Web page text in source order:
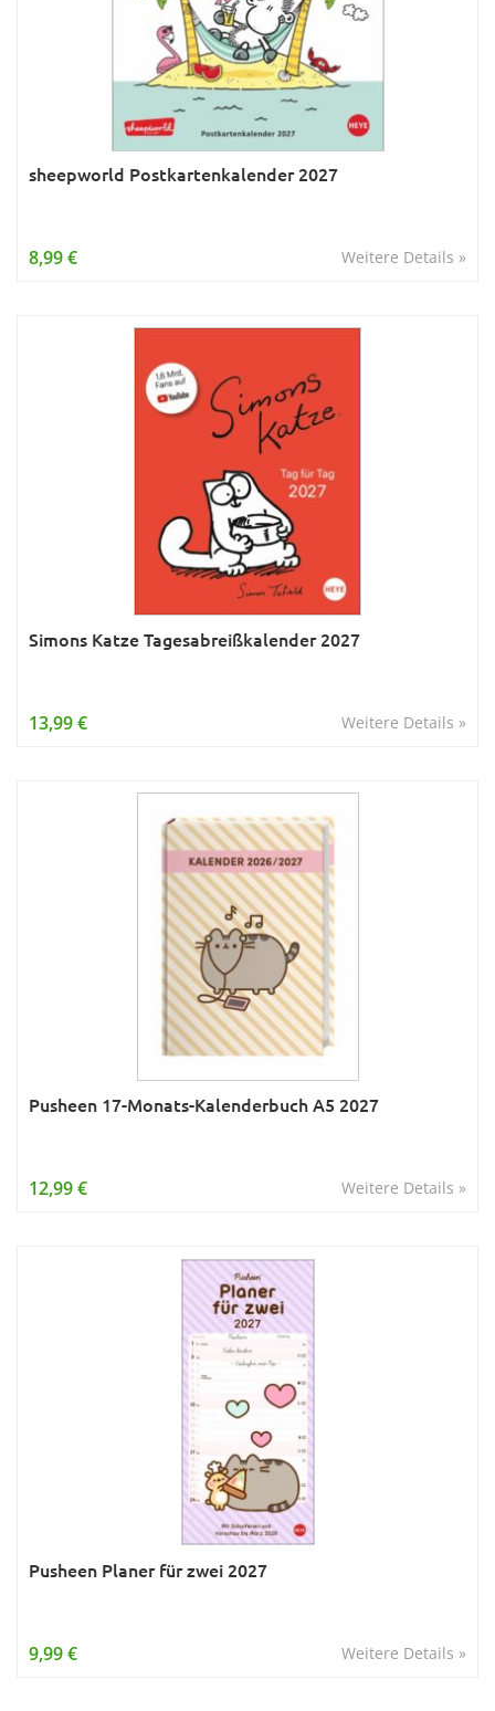
Sternzeichen & Mond
Verkehr & Technik
Was ist was
Was ist was; Städte
Young Adult
sheepworld Postkartenkalender 2027
Weitere Details »
8,99 €
Simons Katze Tagesabreißkalender 2027
Weitere Details »
13,99 €
Pusheen 17-Monats-Kalenderbuch A5 2027
Weitere Details »
12,99 €
Pusheen Planer für zwei 2027
Weitere Details »
9,99 €